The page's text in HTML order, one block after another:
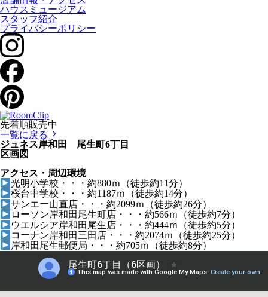
ハウスミュージアム
スタッフ紹介
プライバシーポリシー
先着順販売中
一覧に戻る
ジュネス岸和田 尾生町6丁目
区画図
アクセス・周辺環境
光明小学校・・・約880ｍ（徒歩約11分）
桜台中学校・・・約1187ｍ（徒歩約14分）
サンエー山直店・・・約2099ｍ（徒歩約26分）
ローソン岸和田尾生町店・・・約566ｍ（徒歩約7分）
ウエルシア岸和田尾生店・・・約444ｍ（徒歩約5分）
コーナン岸和田三田店・・・約2074ｍ（徒歩約25分）
岸和田尾生郵便局・・・約705ｍ（徒歩約8分）